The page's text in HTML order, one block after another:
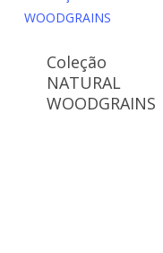
Coleção
NATURAL
WOODGRAINS